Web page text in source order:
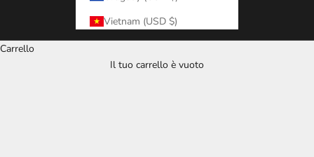
Vietnam (USD $)
Carrello
Il tuo carrello è vuoto